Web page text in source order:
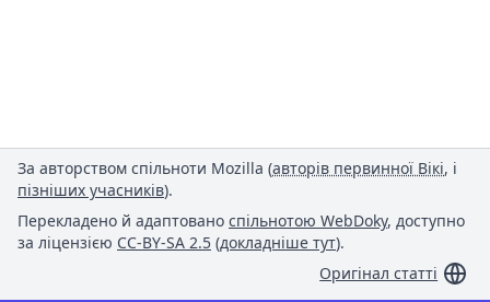
За авторством спільноти Mozilla (авторів первинної Вікі, і
пізніших учасників).
Перекладено й адаптовано спільнотою WebDoky, доступно
за ліцензією CC-BY-SA 2.5 (докладніше тут).
Оригінал статті